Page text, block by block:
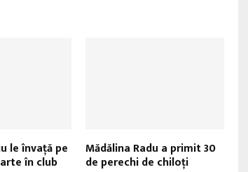
le învaţă pe
în club
Mădălina Radu a primit 30
de perechi de chiloţi